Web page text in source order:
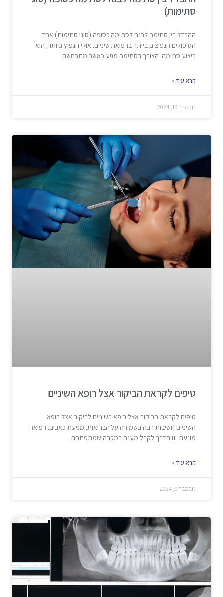
סתימות)
ההבדל בין סתימה לבנה לסתימה כסופה (סוגי סתימות) אחד
הטיפולים הנפוצים ביותר ברפואת שיניים, אולי הנפוץ ביותר, הוא
ביצוע סתימה. הצורך בסתימה מגיע כאשר מתרחשת
קרא עוד »
נובמבר 13, 2024
טיפים לקראת הביקור אצל רופא השיניים
טיפים לקראת הביקור אצל רופא השיניים לביקור אצל רופא
השיניים חשיבות רבה בשמירה על הבריאות, מניעת כאבים, רפואה
מונעת. זו הדרך לקבל מענה במקרה שמתפתחת
קרא עוד »
נובמבר 9, 2024